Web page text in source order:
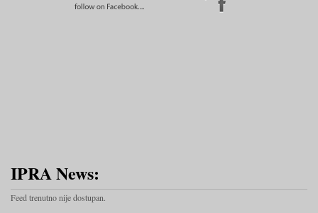
IPRA News:
Feed trenutno nije dostupan.